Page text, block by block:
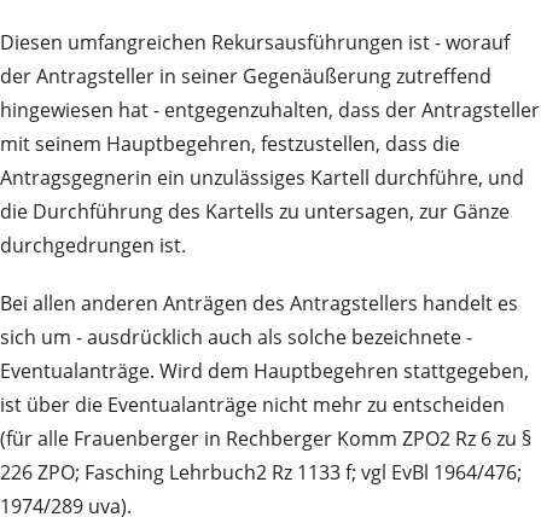
Diesen umfangreichen Rekursausführungen ist - worauf
der Antragsteller in seiner Gegenäußerung zutreffend
hingewiesen hat - entgegenzuhalten, dass der Antragsteller
mit seinem Hauptbegehren, festzustellen, dass die
Antragsgegnerin ein unzulässiges Kartell durchführe, und
die Durchführung des Kartells zu untersagen, zur Gänze
durchgedrungen ist.
Bei allen anderen Anträgen des Antragstellers handelt es
sich um - ausdrücklich auch als solche bezeichnete -
Eventualanträge. Wird dem Hauptbegehren stattgegeben,
ist über die Eventualanträge nicht mehr zu entscheiden
(für alle Frauenberger in Rechberger Komm ZPO2 Rz 6 zu §
226 ZPO; Fasching Lehrbuch2 Rz 1133 f; vgl EvBl 1964/476;
1974/289 uva).